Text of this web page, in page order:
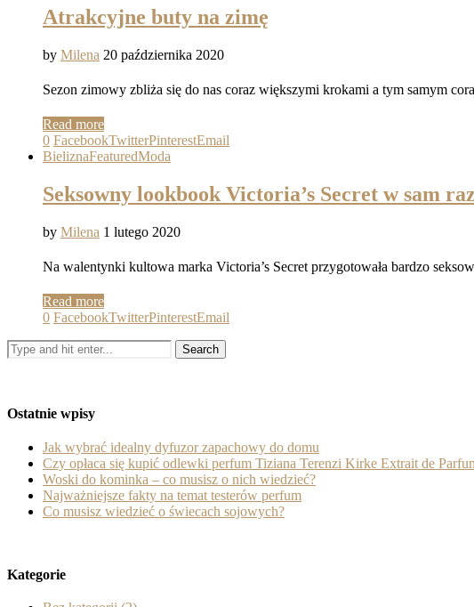
Atrakcyjne buty na zimę
by Milena 20 października 2020
Sezon zimowy zbliża się do nas coraz większymi krokami a tym samym
Read more
0 FacebookTwitterPinterestEmail
BieliznaFeaturedModa
Seksowny lookbook Victoria’s Secret w sam
by Milena 1 lutego 2020
Na walentynki kultowa marka Victoria’s Secret przygotowała bardzo
Read more
0 FacebookTwitterPinterestEmail
Ostatnie wpisy
Jak wybrać idealny dyfuzor zapachowy do domu
Czy opłaca się kupić odlewki perfum Tiziana Terenzi Kirke Extrait de
Woski do kominka – co musisz o nich wiedzieć?
Najważniejsze fakty na temat testerów perfum
Co musisz wiedzieć o świecach sojowych?
Kategorie